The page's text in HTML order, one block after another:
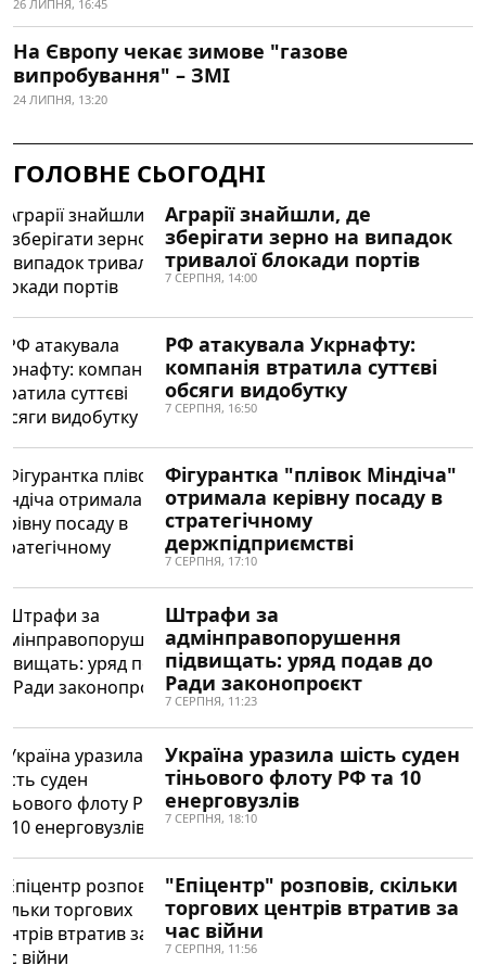
26 ЛИПНЯ, 16:45
На Європу чекає зимове "газове
випробування" – ЗМІ
24 ЛИПНЯ, 13:20
ГОЛОВНЕ СЬОГОДНІ
Аграрії знайшли, де
зберігати зерно на випадок
тривалої блокади портів
7 СЕРПНЯ, 14:00
РФ атакувала Укрнафту:
компанія втратила суттєві
обсяги видобутку
7 СЕРПНЯ, 16:50
Фігурантка "плівок Міндіча"
отримала керівну посаду в
стратегічному
держпідприємстві
7 СЕРПНЯ, 17:10
Штрафи за
адмінправопорушення
підвищать: уряд подав до
Ради законопроєкт
7 СЕРПНЯ, 11:23
Україна уразила шість суден
тіньового флоту РФ та 10
енерговузлів
7 СЕРПНЯ, 18:10
"Епіцентр" розповів, скільки
торгових центрів втратив за
час війни
7 СЕРПНЯ, 11:56